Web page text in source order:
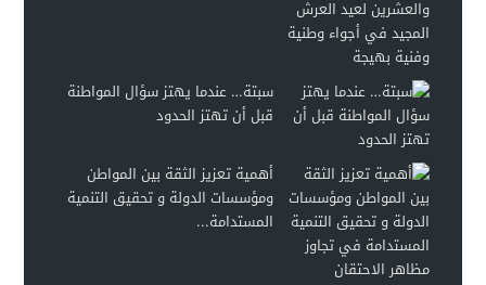
سبتة… عندما يهتز سؤال المواطنة
قبل أن تهتز الحدود
أهمية تعزيز الثقة بين المواطن
ومؤسسات الدولة و تحقيق التنمية
المستدامة...